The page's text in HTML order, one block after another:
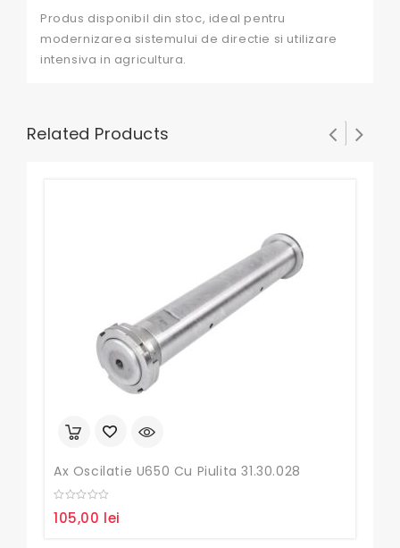
Produs disponibil din stoc, ideal pentru
modernizarea sistemului de directie si utilizare
intensiva in agricultura.
Related Products
Ax Oscilatie U650 Cu Piulita 31.30.028
out
105,00 lei